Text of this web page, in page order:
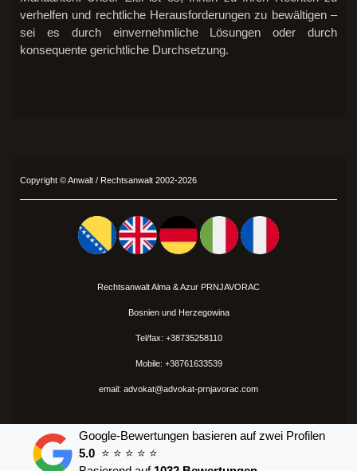
verhelfen und rechtliche Herausforderungen zu bewältigen –
sei es durch einvernehmliche Lösungen oder durch
konsequente gerichtliche Durchsetzung.
Copyright ©Anwalt / Rechtsanwalt 2002-2026
Rechtsanwalt Alma &Azur PRNJAVORAC
Bosnien und Herzegowina
Tel/fax: +38735258110
Mobile: +38761633539
email: advokat@advokat-prnjavorac.com
Google-Bewertungen basieren auf zwei Profilen
5.0 ⭐ ⭐ ⭐ ⭐ ⭐